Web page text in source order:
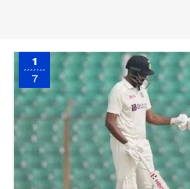
1
7